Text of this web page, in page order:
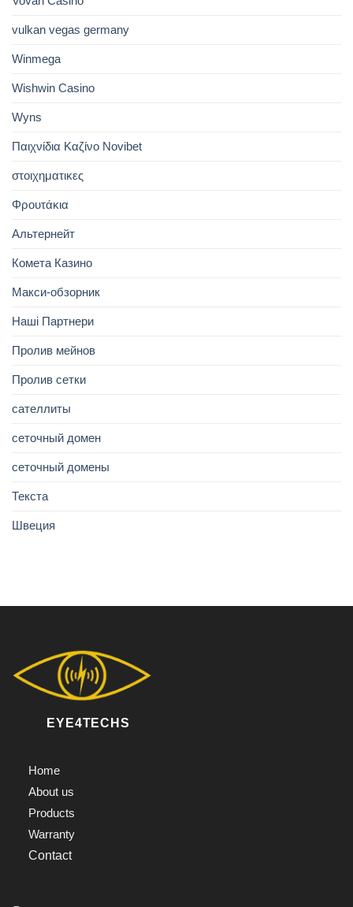
vulkan vegas germany
Winmega
Wishwin Casino
Wyns
Παιχνίδια Καζίνο Novibet
στοιχηματικες
Φρουτάκια
Альтернейт
Комета Казино
Макси-обзорник
Наші Партнери
Пролив мейнов
Пролив сетки
сателлиты
сеточный домен
сеточный домены
Текста
Швеция
EYE4TECHS
Home
About us
Products
Warranty
Contact